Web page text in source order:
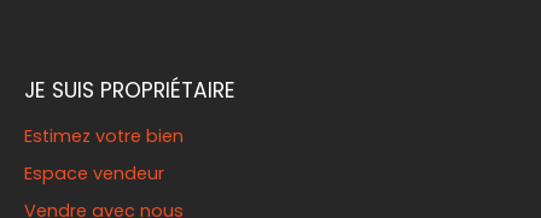
JE SUIS PROPRIÉTAIRE
Estimez votre bien
Espace vendeur
Vendre avec nous